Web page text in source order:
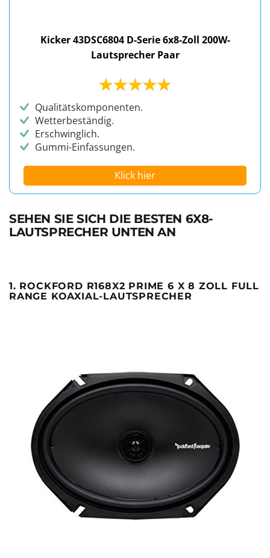
Kicker 43DSC6804 D-Serie 6x8-Zoll 200W-
Lautsprecher Paar
Qualitätskomponenten.
Wetterbeständig.
Erschwinglich.
Gummi-Einfassungen.
Klick hier
SEHEN SIE SICH DIE BESTEN 6X8-
LAUTSPRECHER UNTEN AN
1. ROCKFORD R168X2 PRIME 6 X 8 ZOLL FULL
RANGE KOAXIAL-LAUTSPRECHER